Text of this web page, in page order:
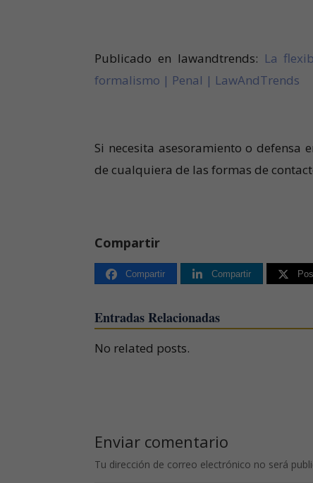
Publicado en lawandtrends: La
formalismo | Penal | LawAndTrends
Si necesita asesoramiento o
de cualquiera de las formas de
Compartir
Compartir Compartir
Entradas Relacionadas
No related posts.
Enviar comentario
Tu dirección de correo electrónico no será